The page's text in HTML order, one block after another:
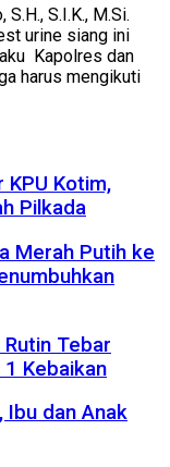
S.I.K., M.Si.
urine siang ini
Kapolres dan
harus mengikuti
KPU Kotim,
Pilkada
Merah Putih ke
Tebar
Kebaikan
Ibu dan Anak